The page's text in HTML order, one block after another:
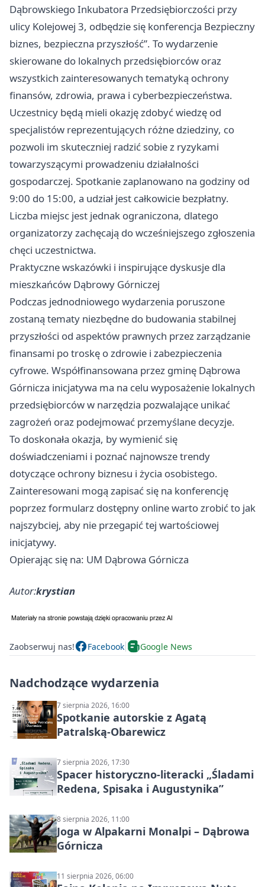
Dąbrowskiego Inkubatora Przedsiębiorczości przy
ulicy Kolejowej 3, odbędzie się konferencja Bezpieczny
biznes, bezpieczna przyszłość”. To wydarzenie
skierowane do lokalnych przedsiębiorców oraz
wszystkich zainteresowanych tematyką ochrony
finansów, zdrowia, prawa i cyberbezpieczeństwa.
Uczestnicy będą mieli okazję zdobyć wiedzę od
specjalistów reprezentujących różne dziedziny, co
pozwoli im skuteczniej radzić sobie z ryzykami
towarzyszącymi prowadzeniu działalności
gospodarczej. Spotkanie zaplanowano na godziny od
9:00 do 15:00, a udział jest całkowicie bezpłatny.
Liczba miejsc jest jednak ograniczona, dlatego
organizatorzy zachęcają do wcześniejszego zgłoszenia
chęci uczestnictwa.
Praktyczne wskazówki i inspirujące dyskusje dla
mieszkańców Dąbrowy Górniczej
Podczas jednodniowego wydarzenia poruszone
zostaną tematy niezbędne do budowania stabilnej
przyszłości od aspektów prawnych przez zarządzanie
finansami po troskę o zdrowie i zabezpieczenia
cyfrowe. Współfinansowana przez gminę Dąbrowa
Górnicza inicjatywa ma na celu wyposażenie lokalnych
przedsiębiorców w narzędzia pozwalające unikać
zagrożeń oraz podejmować przemyślane decyzje.
To doskonała okazja, by wymienić się
doświadczeniami i poznać najnowsze trendy
dotyczące ochrony biznesu i życia osobistego.
Zainteresowani mogą zapisać się na konferencję
poprzez formularz dostępny online warto zrobić to jak
najszybciej, aby nie przegapić tej wartościowej
inicjatywy.
Opierając się na: UM Dąbrowa Górnicza
Autor:krystian
Zaobserwuj nas! Facebook Google News
Nadchodzące wydarzenia
7 sierpnia 2026, 16:00
Spotkanie autorskie z Agatą
Patralską-Obarewicz
7 sierpnia 2026, 17:30
Spacer historyczno-literacki „Śladami
Redena, Spisaka i Augustynika”
8 sierpnia 2026, 11:00
Joga w Alpakarni Monalpi – Dąbrowa
Górnicza
11 sierpnia 2026, 06:00